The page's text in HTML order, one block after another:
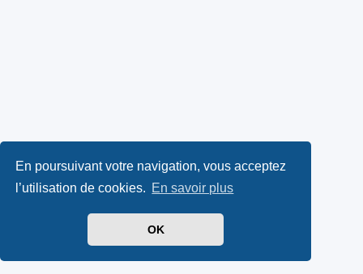
En poursuivant votre navigation, vous acceptez
l’utilisation de cookies. En savoir plus
OK